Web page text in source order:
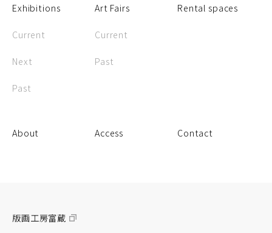
Exhibitions
Current
Next
Past
Art Fairs
Current
Past
Rental spaces
About Access Contact
版画工房富蔵